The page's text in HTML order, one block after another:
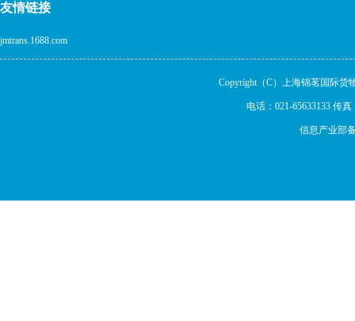
友情链接
jmtrans.1688.com
Copyright（C）上海锦茗国际货
电话：021-65633133 传真
信息产业部